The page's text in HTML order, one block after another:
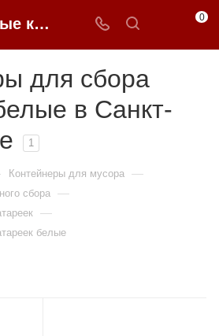
Купить белые контейнеры для сбора батареек в Санкт-Петербурге недорого | 0FFER 0
для сбора
в Санкт-
1
Контейнеры для мусора —
сбора —
—
белые